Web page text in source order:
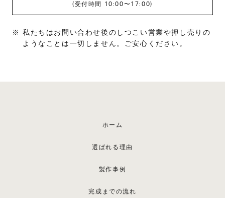
(受付時間 10:00〜17:00)
私たちはお問い合わせ後のしつこい営業や押し売りの
ようなことは一切しません。ご安心ください。
ホーム
選ばれる理由
製作事例
完成までの流れ